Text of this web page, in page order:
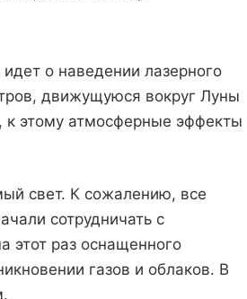
о наведении лазерного
движущуюся вокруг Луны
к этому атмосферные эффекты
свет. К сожалению, все
сотрудничать с
этот раз оснащенного
газов и облаков. В